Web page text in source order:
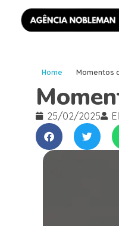
Home Momentos
25/02/2025